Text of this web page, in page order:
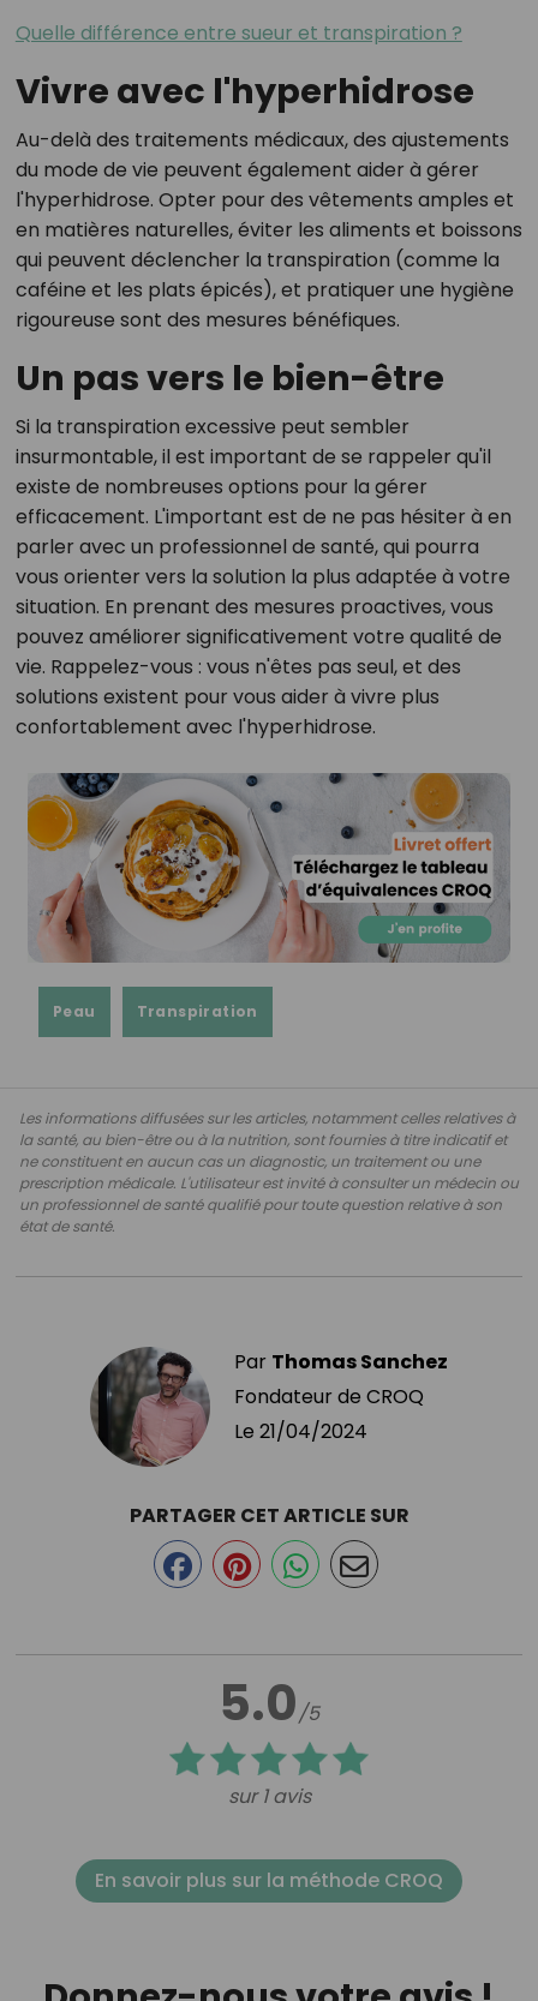
Quelle différence entre sueur et transpiration ?
Vivre avec l'hyperhidrose
Au-delà des traitements médicaux, des ajustements
du mode de vie peuvent également aider à gérer
l'hyperhidrose. Opter pour des vêtements amples et
en matières naturelles, éviter les aliments et boissons
qui peuvent déclencher la transpiration (comme la
caféine et les plats épicés), et pratiquer une hygiène
rigoureuse sont des mesures bénéfiques.
Un pas vers le bien-être
Si la transpiration excessive peut sembler
insurmontable, il est important de se rappeler qu'il
existe de nombreuses options pour la gérer
efficacement. L'important est de ne pas hésiter à en
parler avec un professionnel de santé, qui pourra
vous orienter vers la solution la plus adaptée à votre
situation. En prenant des mesures proactives, vous
pouvez améliorer significativement votre qualité de
vie. Rappelez-vous : vous n'êtes pas seul, et des
solutions existent pour vous aider à vivre plus
confortablement avec l'hyperhidrose.
Peau Transpiration
Les informations diffusées sur les articles, notamment celles relatives à
la santé, au bien-être ou à la nutrition, sont fournies à titre indicatif et
ne constituent en aucun cas un diagnostic, un traitement ou une
prescription médicale. L'utilisateur est invité à consulter un médecin ou
un professionnel de santé qualifié pour toute question relative à son
état de santé.
Par Thomas Sanchez
Fondateur de CROQ
Le 21/04/2024
5.0/5
sur 1 avis
PARTAGER CET ARTICLE SUR
En savoir plus sur la méthode CROQ